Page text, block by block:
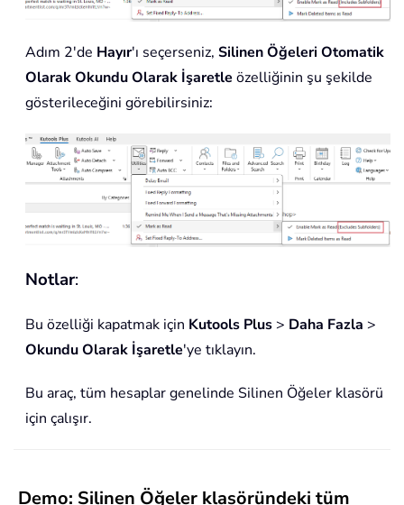
Adım 2'de Hayır'ı seçerseniz, Silinen Öğeleri Otomatik
Olarak Okundu Olarak İşaretle özelliğinin şu şekilde
gösterileceğini görebilirsiniz:
Notlar:
Bu özelliği kapatmak için Kutools Plus > Daha Fazla >
Okundu Olarak İşaretle'ye tıklayın.
Bu araç, tüm hesaplar genelinde Silinen Öğeler klasörü
için çalışır.
Demo: Silinen Öğeler klasöründeki tüm